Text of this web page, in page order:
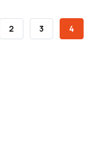
PAGE
2 PAGE
3 4